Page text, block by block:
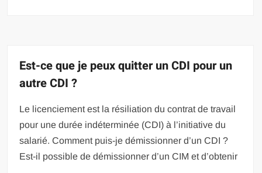
Est-ce que je peux quitter un CDI pour un
autre CDI ?
Le licenciement est la résiliation du contrat de travail
pour une durée indéterminée (CDI) à l’initiative du
salarié. Comment puis-je démissionner d’un CDI ?
Est-il possible de démissionner d’un CIM et d’obtenir